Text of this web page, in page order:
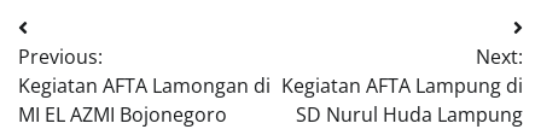
Navigasi
pos
Previous:
Kegiatan AFTA Lamongan di
MI EL AZMI Bojonegoro
Next:
Kegiatan AFTA Lampung di
SD Nurul Huda Lampung